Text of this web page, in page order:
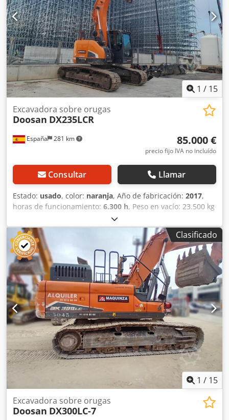
depósito: 255 l Luces: Circulación y 6 de trabajo Enganche:
Bulones CE
1 / 15
España 281 km
Excavadora sobre orugas
Doosan DX235LCR
85.000 €
precio fijo IVA no incluído
Consultar Llamar
Estado: usado, color: naranja, Año de fabricación: 2017,
horas de funcionamiento: 6.300 h, Peso en vacío: 23.500 kg
Ancho de cadena de oruga: 60 cm Codpfxozi Ecao Anisrf
Ubicación: Lérida (Lérida) Esta excavadora de orugas de
ocasión Doosan DX235 ofrece la flexibilidad necesaria para
realizar prácticamente cualquier trabajo, ya sea en zonas
urbanas o en espacios reducidos, en puentes o carreteras,
con menos costes operativos, menos paradas y más
comodidad. Excavadora de segunda mano a la venta ideal
para excavación de terrenos, carga, elevación y descarga
materiales por la acción de la cuchara. Precio de cazos: a
consultar Anchura de la oruga: 600 mm CE brazo
monoblock enganche rápido hidráulico y engrase
centralizado
Clasificado
1 / 15
Excavadora sobre orugas
Doosan DX300LC-7